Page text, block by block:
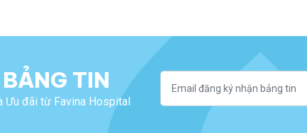
TIN
Ưu đãi từ Favina Hospital